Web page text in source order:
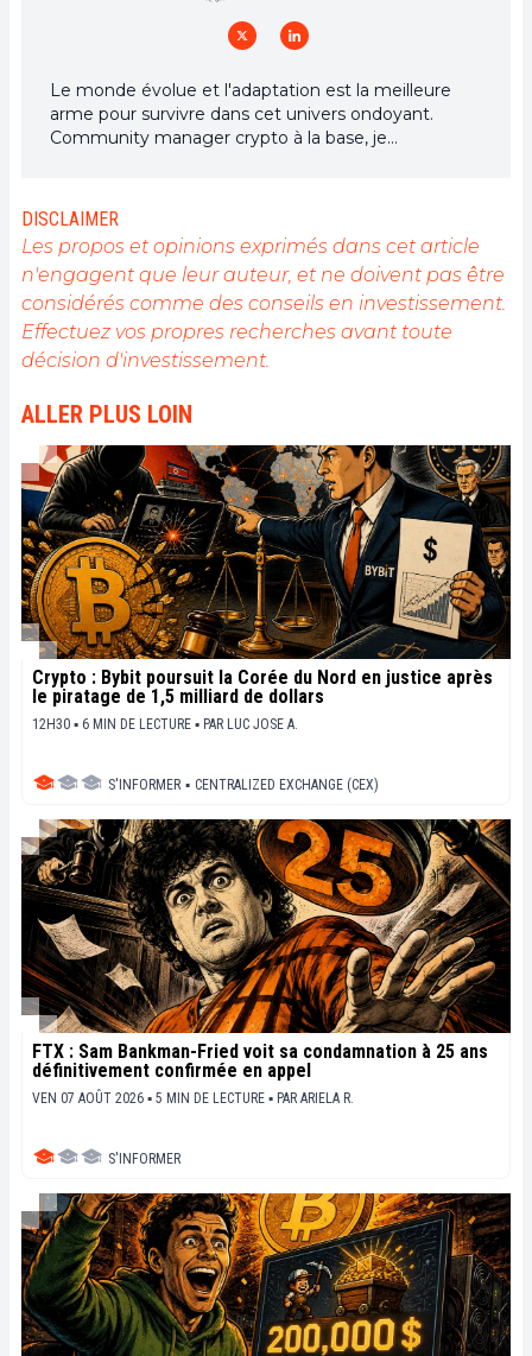
Le monde évolue et l'adaptation est la meilleure
arme pour survivre dans cet univers ondoyant.
Community manager crypto à la base, je
partager mon expérience et de faire connaître un
domaine qui me passionne, rien de mieux que de
rédiger des articles informatifs et décontractés à la
fois.
DISCLAIMER
Les propos et opinions exprimés dans cet article
n'engagent que leur auteur, et ne doivent pas être
considérés comme des conseils en investissement.
Effectuez vos propres recherches avant toute
décision d'investissement.
ALLER PLUS LOIN
Crypto : Bybit poursuit la Corée du Nord en justice après
le piratage de 1,5 milliard de dollars
12H30 ▪ 6 MIN DE LECTURE ▪ PAR LUC JOSE A.
S'INFORMER ▪ CENTRALIZED EXCHANGE (CEX)
FTX : Sam Bankman-Fried voit sa condamnation à 25 ans
définitivement confirmée en appel
VEN 07 AOÛT 2026 ▪ 5 MIN DE LECTURE ▪ PAR ARIELA R.
S'INFORMER